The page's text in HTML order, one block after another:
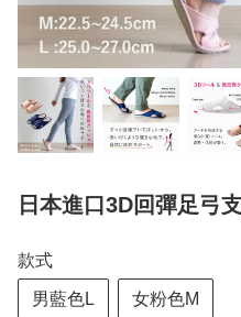
日本進口3D回彈足弓
款式
男藍色L 女粉色M